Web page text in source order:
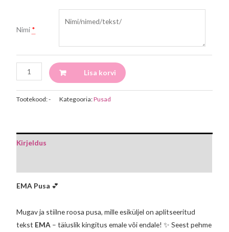
Nimi *
Lisa korvi
Tootekood:- Kategooria:Pusad
Kirjeldus
EMA Pusa 💕
Mugav ja stiilne roosa pusa, mille esiküljel on aplitseeritud
tekst EMA – täiuslik kingitus emale või endale! ✨ Seest pehme